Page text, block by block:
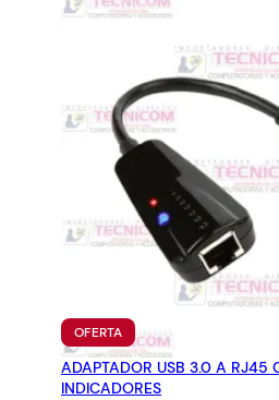
OFERTAPRODUCTO
EN
OFERTA
ADAPTADOR USB 3.0 A RJ45
INDICADORES